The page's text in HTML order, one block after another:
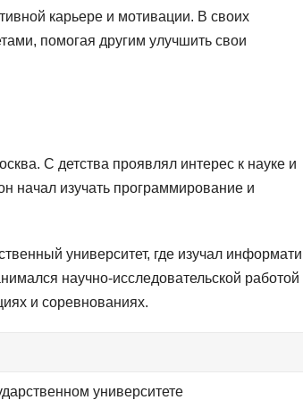
карьере и мотивации. В своих
помогая другим улучшить свои
С детства проявлял интерес к науке и
начал изучать программирование и
университет, где изучал
научно-исследовательской работой
и соревнованиях.
университете